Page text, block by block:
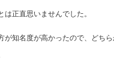
は正直思いませんでした。
が知名度が高かったので、どち